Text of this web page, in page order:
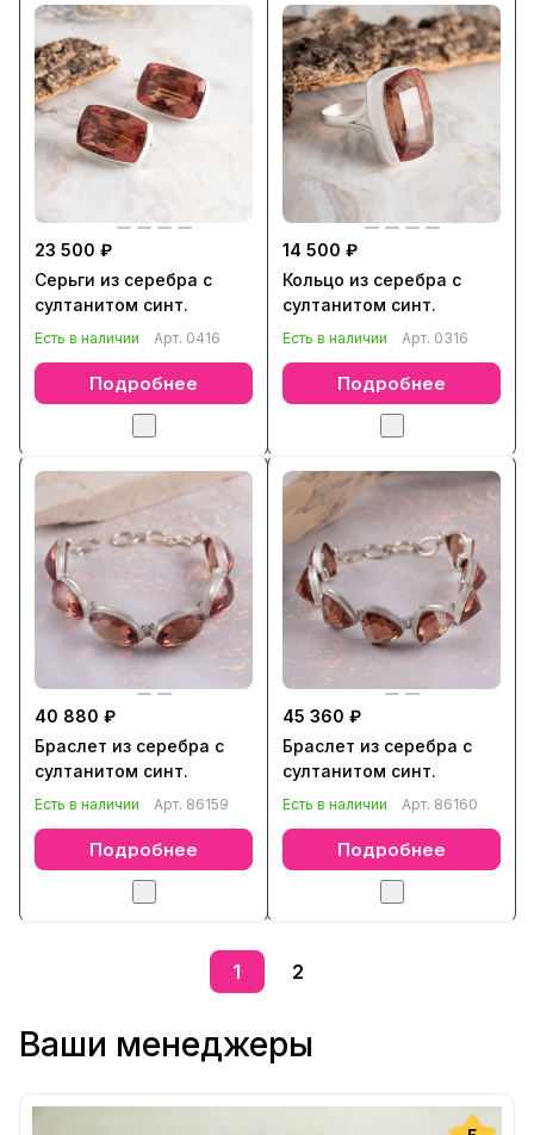
23 500 ₽
Серьги из серебра с
султанитом синт.
Есть в наличии Арт. 0416
Подробнее
14 500 ₽
Кольцо из серебра с
султанитом синт.
Есть в наличии Арт. 0316
Подробнее
40 880 ₽
Браслет из серебра с
султанитом синт.
Есть в наличии Арт. 86159
Подробнее
45 360 ₽
Браслет из серебра с
султанитом синт.
Есть в наличии Арт. 86160
Подробнее
1 2
Ваши менеджеры